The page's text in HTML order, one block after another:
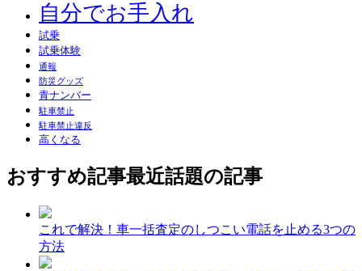
自分でお手入れ
試乗
試乗体験
通報
防災グッズ
青ナンバー
駐車禁止
駐車禁止違反
高くなる
おすすめ記事最近話題の記事
これで解決！車一括査定のしつこい電話を止める3つの
方法